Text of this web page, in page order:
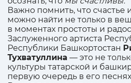
Важно помнить, что счастье
можно найти не только в
в моментах простоты и
Заслуженного артиста
Республики Башкортостан
Тухватуллина — это не
культуры татарской и
первую очередь в его